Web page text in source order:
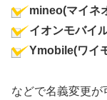
mineo(マイネ
イオンモバイ
Ymobile(ワイ
などで名義変更が